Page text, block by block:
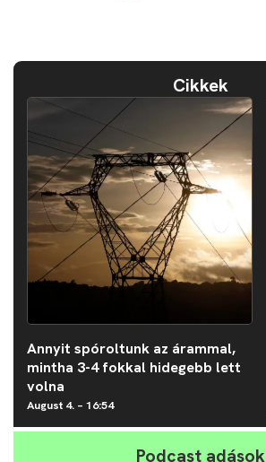
Cikkek
Annyit spóroltunk az árammal,
mintha 3-4 fokkal hidegebb lett
volna
August 4. – 16:54
Podcast adások